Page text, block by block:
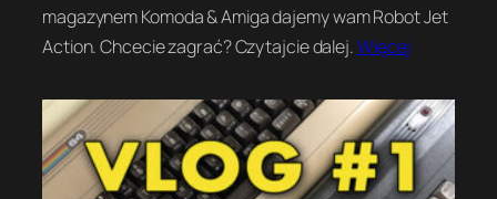
magazynem Komoda & Amiga dajemy wam Robot Jet
Action. Chcecie zagrać? Czytajcie dalej.Więcej